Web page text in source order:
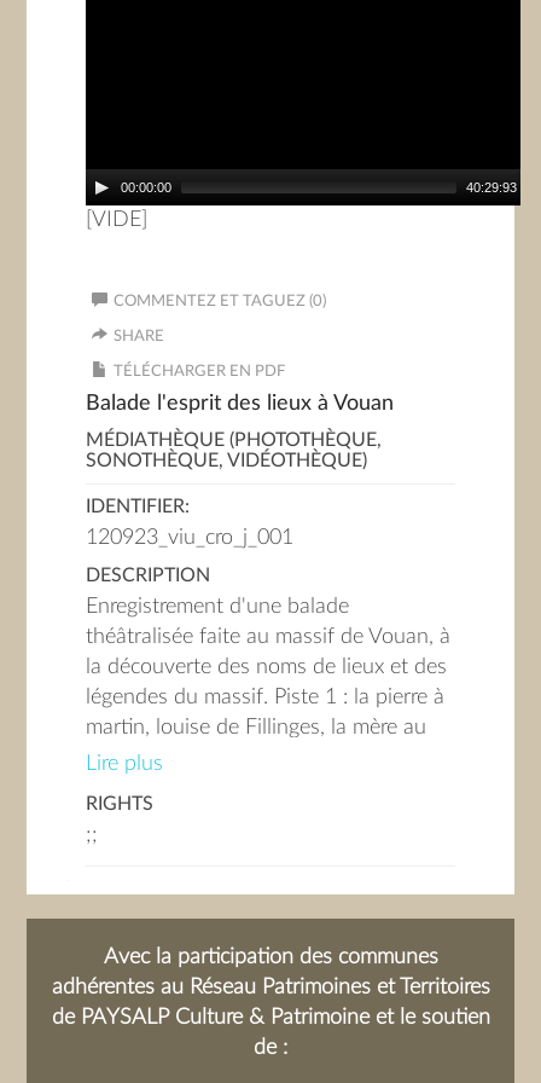
00:00:00 40:29:93
[VIDE]
COMMENTEZ ET TAGUEZ (0)
SHARE
TÉLÉCHARGER EN PDF
Balade l'esprit des lieux à Vouan
MÉDIATHÈQUE (PHOTOTHÈQUE,
SONOTHÈQUE, VIDÉOTHÈQUE)
IDENTIFIER:
120923_viu_cro_j_001
DESCRIPTION
Enregistrement d'une balade
théâtralisée faite au massif de Vouan, à
la découverte des noms de lieux et des
légendes du massif. Piste 1 : la pierre à
martin, louise de Fillinges, la mère au
Maurice, Chauffemérande, la
gouille qui rit, Boisinges et le Vouan
combe noire, le saix du saix, le trou aux
mules, la tune aux fayes Piste 5 : le
raccourci de Vouan, lecture de
paysages, grande gueule, les meulières
Lire plus
RIGHTS
;;
Avec la participation des communes
adhérentes au Réseau Patrimoines et Territoires
de PAYSALP Culture & Patrimoine et le soutien
de :